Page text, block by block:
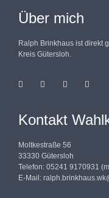
Über mich
Ralph Brinkhaus ist direkt
Kreis Gütersloh.
Kontakt
Moltkestraße 56
33330 Gütersloh
Telefon: 05241 9170931
E-Mail: